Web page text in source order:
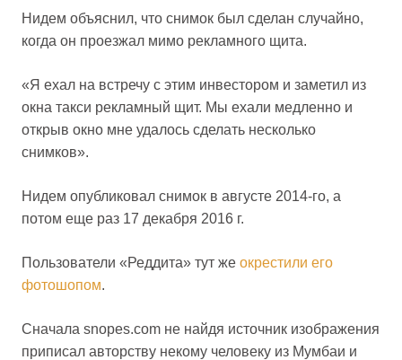
Нидем объяснил, что снимок был сделан случайно,
когда он проезжал мимо рекламного щита.
«Я ехал на встречу с этим инвестором и заметил из
окна такси рекламный щит. Мы ехали медленно и
открыв окно мне удалось сделать несколько
снимков».
Нидем опубликовал снимок в августе 2014-го, а
потом еще раз 17 декабря 2016 г.
Пользователи «Реддита» тут же окрестили его
фотошопом.
Сначала snopes.com не найдя источник изображения
приписал авторству некому человеку из Мумбаи и